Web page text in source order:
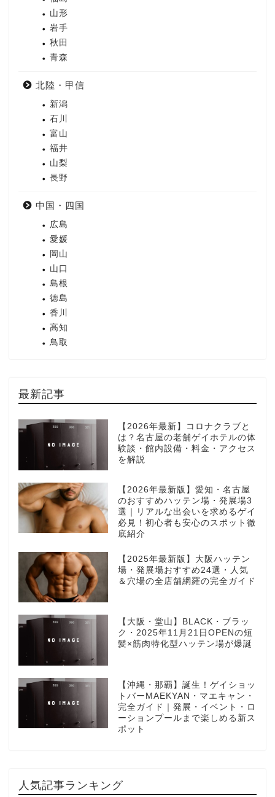
山形
岩手
秋田
青森
北陸・甲信
新潟
石川
富山
福井
山梨
長野
中国・四国
広島
愛媛
岡山
山口
島根
徳島
香川
高知
鳥取
最新記事
【2026年最新】コロナクラブと
は？名古屋の老舗ゲイホテルの体
験談・館内設備・料金・アクセス
を解説
【2026年最新版】愛知・名古屋
のおすすめハッテン場・発展場3
選｜リアルな出会いを求めるゲイ
必見！初心者も安心のスポット徹
底紹介
【2025年最新版】大阪ハッテン
場・発展場おすすめ24選・人気
＆穴場の全店舗網羅の完全ガイド
【大阪・堂山】BLACK・ブラッ
ク・2025年11月21日OPENの短
髪×筋肉特化型ハッテン場が爆誕
【沖縄・那覇】誕生！ゲイショッ
トバーMAEKYAN・マエキャン・
完全ガイド｜発展・イベント・ロ
ーションプールまで楽しめる新ス
ポット
人気記事ランキング